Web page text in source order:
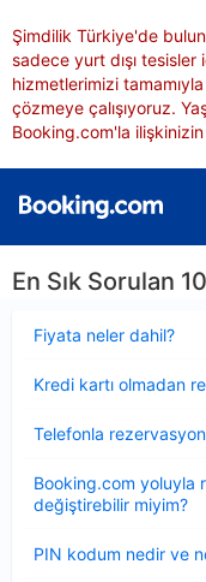
Şimdilik Türkiye'de
sadece yurt dışı
hizmetlerimizi
çözmeye çalışıyoruz.
Booking.com'la ilişkinizin
En Sık Sorulan
Fiyata neler dahil?
Kredi kartı olmadan
Telefonla
Booking.com yoluyla
değiştirebilir miyim?
PIN kodum nedir ve